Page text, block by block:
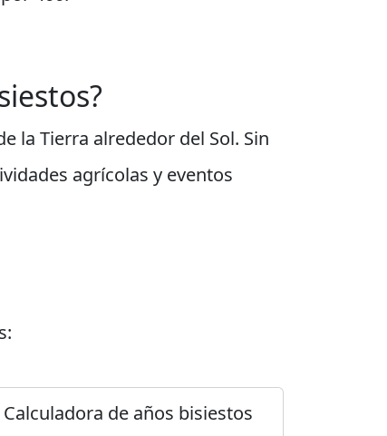
la Tierra alrededor del Sol. Sin
agrícolas y eventos
de años bisiestos